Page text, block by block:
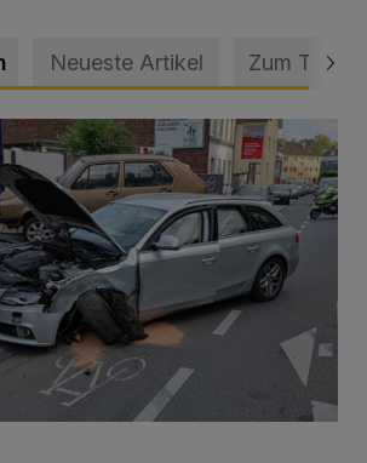
Neueste Artikel Zum Thema
2,48 Promille